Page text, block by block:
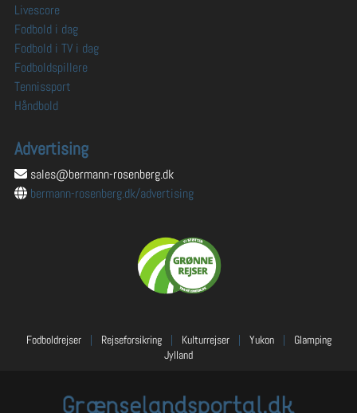
Livescore
Fodbold i dag
Fodbold i TV i dag
Fodboldspillere
Tennissport
Håndbold
Advertising
sales@bermann-rosenberg.dk
bermann-rosenberg.dk/advertising
Fodboldrejser | Rejseforsikring | Kulturrejser | Yukon |
Glamping
Jylland